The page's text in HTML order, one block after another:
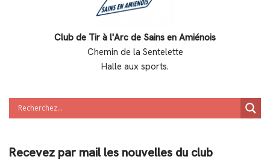
Club de Tir à l'Arc de Sains en Amiénois
Chemin de la Sentelette
Halle aux sports.
Recevez par mail les nouvelles du club